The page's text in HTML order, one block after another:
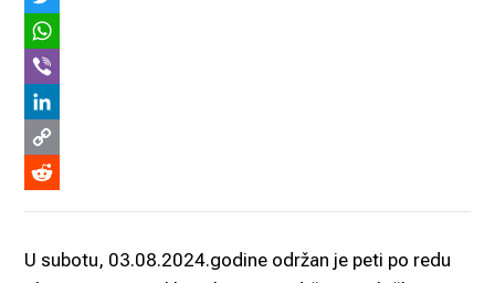
Link
Reddit
U subotu, 03.08.2024.godine održan je peti po redu